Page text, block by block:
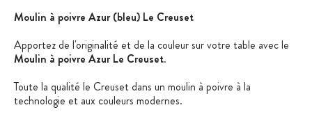
Moulin à poivre Azur (bleu) Le Creuset
Apportez de l'originalité et de la couleur sur votre table avec le
Moulin à poivre Azur Le Creuset.
Toute la qualité le Creuset dans un moulin à poivre à la
technologie et aux couleurs modernes.